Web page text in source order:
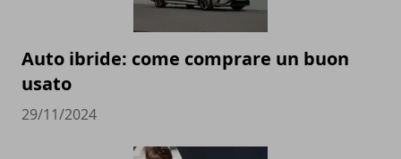
Auto ibride: come comprare un buon
usato
29/11/2024